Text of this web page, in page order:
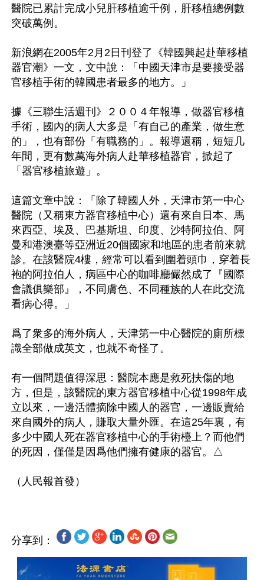
醫院已累計完成小兒肝移植逾千例，肝移植總例數
突破萬例。
新浪網在2005年2月2日刊登了《韓國興起赴華移植
器官潮》一文，文中說：「中國天津市是要接受器
官移植手術的韓國患者最多的地方。」
據《三聯生活週刊》２００４年報導，做器官移植
手術，國內的病人大多是「有自己的產業，做生意
的」，也有部份「有職務的」。報導還稱，短短几
年間，更有數萬海外病人赴華移植器官，掀起了
「器官移植旅遊」。
這篇文章中說：「除了韓國人外，天津市第一中心
醫院（又稱東方器官移植中心）還有來自日本、馬
來西亞、埃及、巴基斯坦、印度、沙特阿拉伯、阿
曼和港澳臺等亞洲近20個國家和地區的患者前來就
診。在該醫院4樓，經常可以看到圍着頭巾，穿着長
袍的阿拉伯人，病區中心的咖啡廳儼然成了『國際
會議俱樂部』，不同膚色、不同種族的人在此交流
看病心得。」
爲了衆多的海外病人，天津第一中心醫院的廁所標
識全部做成英文，也就不奇怪了。
有一個問題值得深思：醫院本應是救死扶傷的地
方，但是，該醫院的東方器官移植中心從1998年成
立以來，一邊活體摘除中國人的器官，一邊販賣給
來自國外的病人，賺取大量外匯。在這25年裏，有
多少中國人死在器官移植中心的手術檯上？而他們
的死因，僅僅是因爲他們擁有健康的器官。△
分享到：